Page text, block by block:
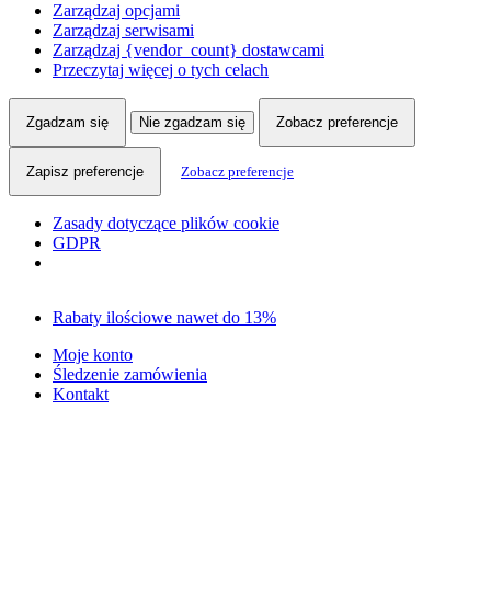
Zarządzaj opcjami
Zarządzaj serwisami
Zarządzaj {vendor_count} dostawcami
Przeczytaj więcej o tych celach
Zgadzam się Nie zgadzam się Zobacz preferencje
Zapisz preferencje Zobacz preferencje
Zasady dotyczące plików cookie
GDPR
Rabaty ilościowe nawet do 13%
Moje konto
Śledzenie zamówienia
Kontakt